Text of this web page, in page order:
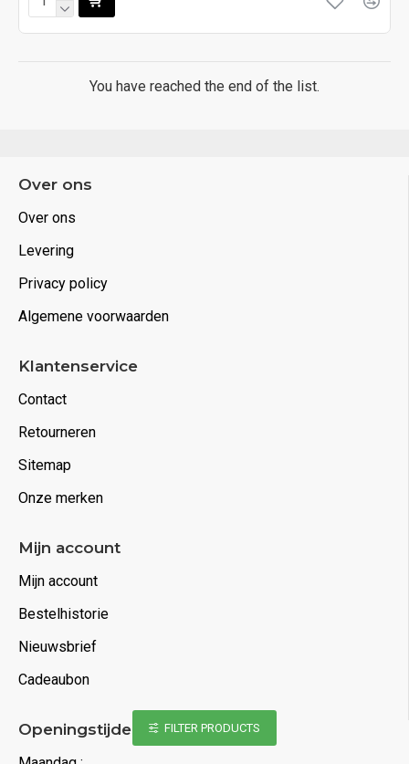
You have reached the end of the list.
Over ons
Over ons
Levering
Privacy policy
Algemene voorwaarden
Klantenservice
Contact
Retourneren
Sitemap
Onze merken
Mijn account
Mijn account
Bestelhistorie
Nieuwsbrief
Cadeaubon
Openingstijden FILTER PRODUCTS